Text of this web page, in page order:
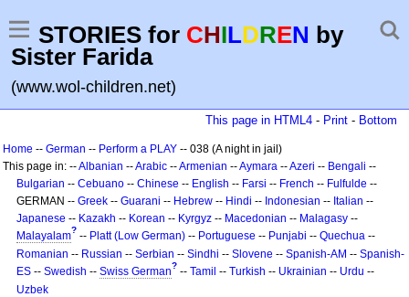
STORIES for CHILDREN by
Sister Farida
(www.wol-children.net)
This page in HTML4 - Print - Bottom
Home -- German -- Perform a PLAY -- 038 (A night in jail)
This page in: --Albanian --Arabic --Armenian --Aymara --Azeri -- Bengali --
Bulgarian -- Cebuano -- Chinese -- English -- Farsi -- French -- Fulfulde --
GERMAN -- Greek -- Guarani -- Hebrew -- Hindi -- Indonesian -- Italian --
Japanese -- Kazakh -- Korean -- Kyrgyz -- Macedonian -- Malagasy --
Malayalam? -- Platt (Low German) -- Portuguese -- Punjabi -- Quechua --
Romanian -- Russian -- Serbian -- Sindhi -- Slovene -- Spanish-AM -- Spanish-
ES -- Swedish -- Swiss German? -- Tamil -- Turkish -- Ukrainian -- Urdu --
Uzbek